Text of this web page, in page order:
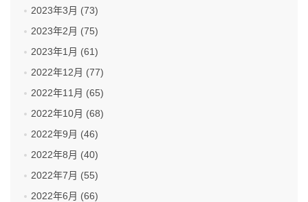
2023年3月 (73)
2023年2月 (75)
2023年1月 (61)
2022年12月 (77)
2022年11月 (65)
2022年10月 (68)
2022年9月 (46)
2022年8月 (40)
2022年7月 (55)
2022年6月 (66)